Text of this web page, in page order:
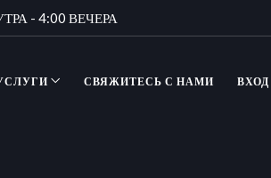
- 4:00 ВЕЧЕРА
СВЯЖИТЕСЬ С НАМИ